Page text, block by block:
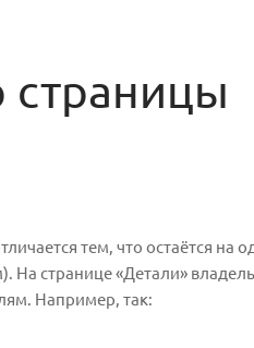
тем, что остаётся на
На странице «Детали»
Например, так: